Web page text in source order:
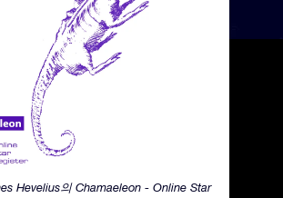
Hevelius의 Chamaeleon - Online Star